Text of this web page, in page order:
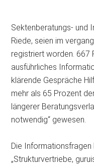
Sektenberatungs- und
Riede, seien im
registriert worden. 667
ausführliches
klärende Gespräche
mehr als 65 Prozent
längerer
notwendig“ gewesen.
Die
„Strukturvertriebe,